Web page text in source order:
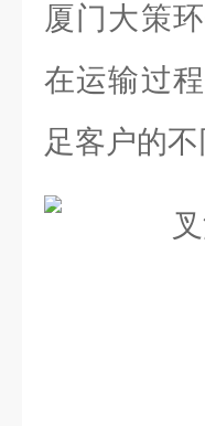
厦门大策
在运输过
足客户的不